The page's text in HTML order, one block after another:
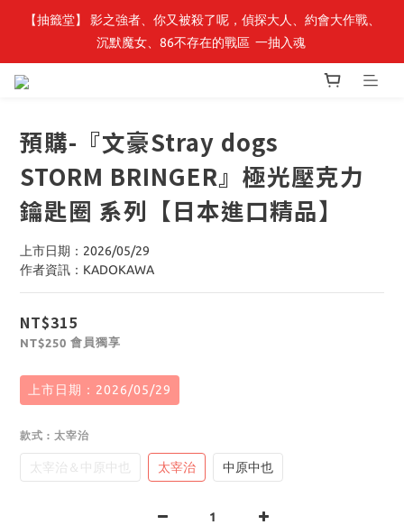
最新開賣🔥「全知讀者視角」 周邊商品
【抽籤堂】 影之強者、你又被殺了呢，偵探大人、約會大作戰、
沉默魔女、86不存在的戰區  一抽入魂
預購-『文豪Stray dogs
STORM BRINGER』極光壓克力
鑰匙圈 系列【日本進口精品】
上市日期：2026/05/29
作者資訊：KADOKAWA
NT$315
NT$250 會員獨享
上市日期：2026/05/29
款式 : 太宰治
太宰治＆中原中也 太宰治 中原中也